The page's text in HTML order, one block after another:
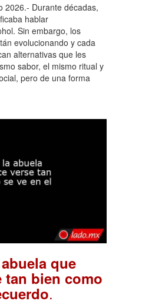
2026.- Durante décadas,
hablar
Sin embargo, los
evolucionando y cada
alternativas que les
sabor, el mismo ritual y
pero de una forma
que
tan bien como
.